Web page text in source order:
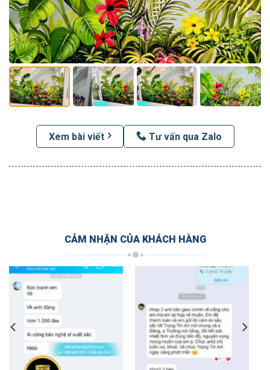
Xem bài viết Tư vấn qua Zalo
CẢM NHẬN CỦA KHÁCH HÀNG